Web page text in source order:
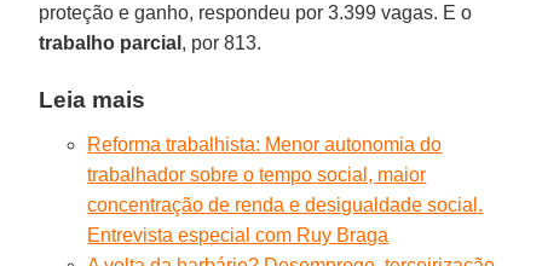
proteção e ganho, respondeu por 3.399 vagas. E o
trabalho parcial , por 813.
Leia mais
Reforma trabalhista: Menor autonomia do
trabalhador sobre o tempo social, maior
concentração de renda e desigualdade social.
Entrevista especial com Ruy Braga